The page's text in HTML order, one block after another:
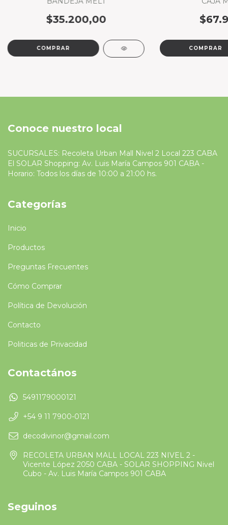
$35.200,00
COMPRAR
Conoce nuestro local
SUCURSALES: Recoleta Urban Mall Nivel 2 Local 223 CABA
El SOLAR Shopping: Av. Luis María Campos 901 CABA -
Horario: Todos los días de 10:00 a 21:00 hs.
Categorías
Inicio
Productos
Preguntas Frecuentes
Cómo Comprar
Política de Devolución
Contacto
Politicas de Privacidad
Contactános
5491179000121
+54 9 11 7900-0121
decodivinor@gmail.com
RECOLETA URBAN MALL LOCAL 223 NIVEL 2 -
Vicente López 2050 CABA - SOLAR SHOPPING Nivel
Cubo - Av. Luis María Campos 901 CABA
Seguinos